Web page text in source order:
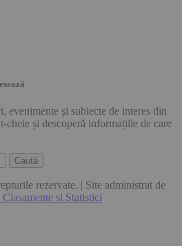
evenimente și subiecte de interes din
cheie și descoperă informațiile de care
Caută
rezervate. | Site administrat de